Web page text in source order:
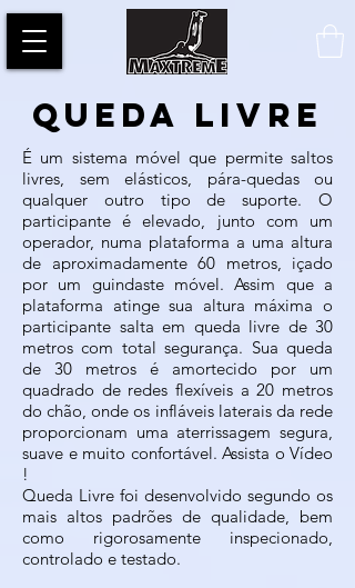
QUEDA LIVRE
É um sistema móvel que permite saltos
livres, sem elásticos, pára-quedas ou
qualquer outro tipo de suporte. O
participante é elevado, junto com um
operador, numa plataforma a uma altura
de aproximadamente 60 metros, içado
por um guindaste móvel. Assim que a
plataforma atinge sua altura máxima o
participante salta em queda livre de 30
metros com total segurança. Sua queda
de 30 metros é amortecido por um
quadrado de redes flexíveis a 20 metros
do chão, onde os infláveis laterais da rede
proporcionam uma aterrissagem segura,
suave e muito confortável. Assista o Vídeo
!
Queda Livre foi desenvolvido segundo os
mais altos padrões de qualidade, bem
como rigorosamente inspecionado,
controlado e testado.